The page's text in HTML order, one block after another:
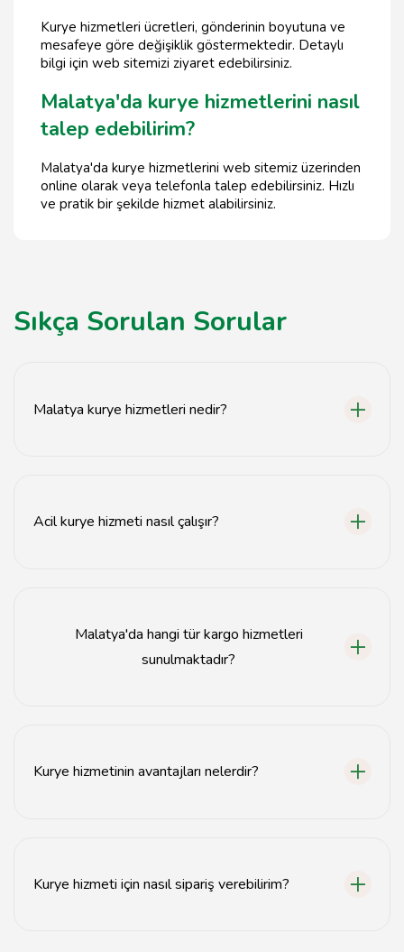
Kurye hizmetleri ücretleri, gönderinin boyutuna ve
mesafeye göre değişiklik göstermektedir. Detaylı
bilgi için web sitemizi ziyaret edebilirsiniz.
Malatya'da kurye hizmetlerini nasıl
talep edebilirim?
Malatya'da kurye hizmetlerini web sitemiz üzerinden
online olarak veya telefonla talep edebilirsiniz. Hızlı
ve pratik bir şekilde hizmet alabilirsiniz.
Sıkça Sorulan Sorular
Malatya kurye hizmetleri nedir?
Acil kurye hizmeti nasıl çalışır?
Malatya'da hangi tür kargo hizmetleri
sunulmaktadır?
Kurye hizmetinin avantajları nelerdir?
Kurye hizmeti için nasıl sipariş verebilirim?